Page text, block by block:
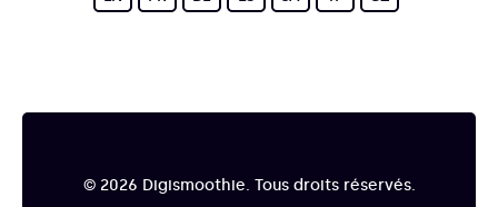
© 2026 Digismoothie. Tous droits réservés.